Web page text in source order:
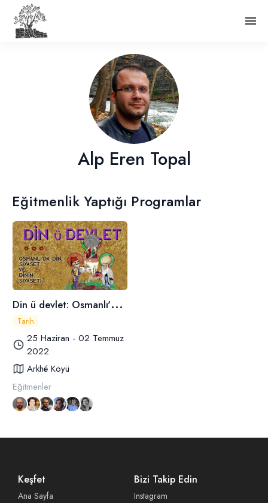
Alp Eren Topal
Eğitmenlik Yaptığı Programlar
D
in ü devlet: Osmanlı'da Din, Siyaset ve Dinin Siyaseti
Tarih
25 Haziran - 02 Temmuz
2022
Arkhé Köyü
Eğitmenler
Keşfet
Ana Sayfa
Bizi Takip Edin
Instagram